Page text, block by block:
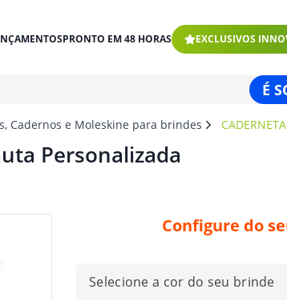
PRONTO EM 48 HORAS EXCLUSIVOS
É
Cadernos e Moleskine para brindes
Personalizada
Configure do
Selecione a cor do seu brinde